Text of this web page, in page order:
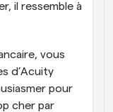
il ressemble à
vous
d’Acuity
pour
cher par